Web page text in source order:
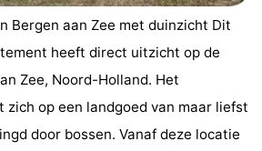
Bergen aan Zee met duinzicht Dit
heeft direct uitzicht op de
Zee, Noord-Holland. Het
op een landgoed van maar liefst
door bossen. Vanaf deze locatie